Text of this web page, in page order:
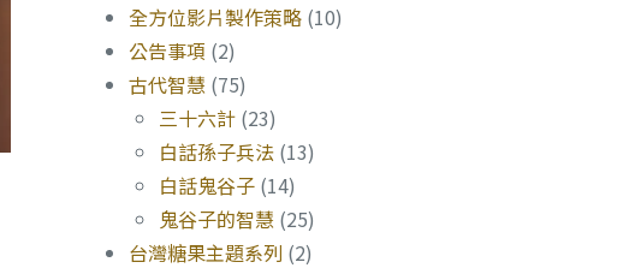
全方位影片製作策略 (10)
公告事項 (2)
古代智慧 (75)
三十六計 (23)
白話孫子兵法 (13)
白話鬼谷子 (14)
鬼谷子的智慧 (25)
台灣糖果主題系列 (2)